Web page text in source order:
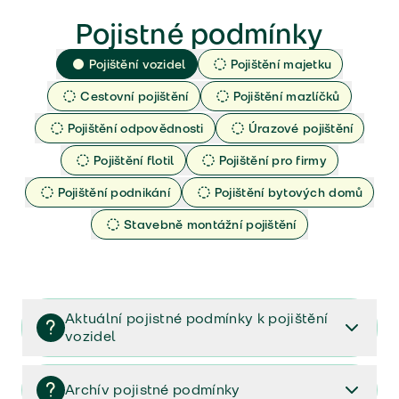
Pojistné podmínky
Pojištění vozidel
Pojištění majetku
Cestovní pojištění
Pojištění mazlíčků
Pojištění odpovědnosti
Úrazové pojištění
Pojištění flotil
Pojištění pro firmy
Pojištění podnikání
Pojištění bytových domů
Stavebně montážní pojištění
Aktuální pojistné podmínky k pojištění
vozidel
Pojištění vozidel/Pojistné podmínky a vše důležité ke
smlouvě (PDF)
Archív pojistné podmínky